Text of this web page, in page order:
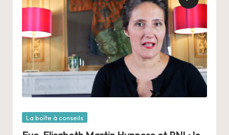
Posté
La boîte à conseils